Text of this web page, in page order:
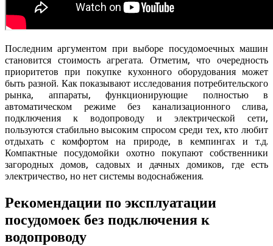
Последним аргументом при выборе посудомоечных машин
становится стоимость агрегата. Отметим, что очередность
приоритетов при покупке кухонного оборудования может
быть разной. Как показывают исследования потребительского
рынка, аппараты, функционирующие полностью в
автоматическом режиме без канализационного слива,
подключения к водопроводу и электрической сети,
пользуются стабильно высоким спросом среди тех, кто любит
отдыхать с комфортом на природе, в кемпингах и т.д.
Компактные посудомойки охотно покупают собственники
загородных домов, садовых и дачных домиков, где есть
электричество, но нет системы водоснабжения.
Рекомендации по эксплуатации
посудомоек без подключения к
водопроводу